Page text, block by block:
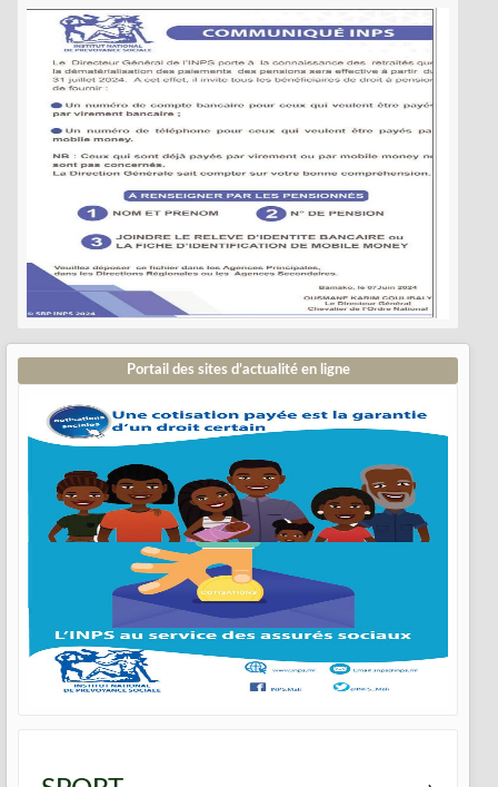
Portail des sites d’actualité en ligne